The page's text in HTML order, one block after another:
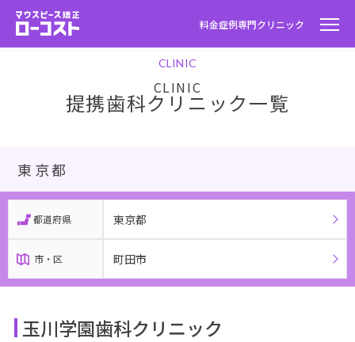
料金症例専門クリニック
CLINIC
提携歯科クリニック一覧
東京都
都道府県 東京都
市・区 町田市
玉川学園歯科クリニック